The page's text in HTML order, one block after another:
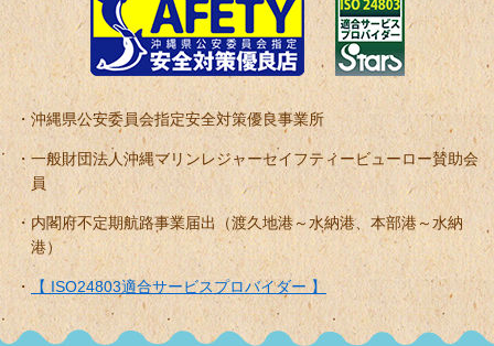
沖縄県公安委員会指定安全対策優良事業所
一般財団法人沖縄マリンレジャーセイフティービューロー賛助会
員
内閣府不定期航路事業届出（渡久地港～水納港、本部港～水納
港）
【 ISO24803適合サービスプロバイダー 】